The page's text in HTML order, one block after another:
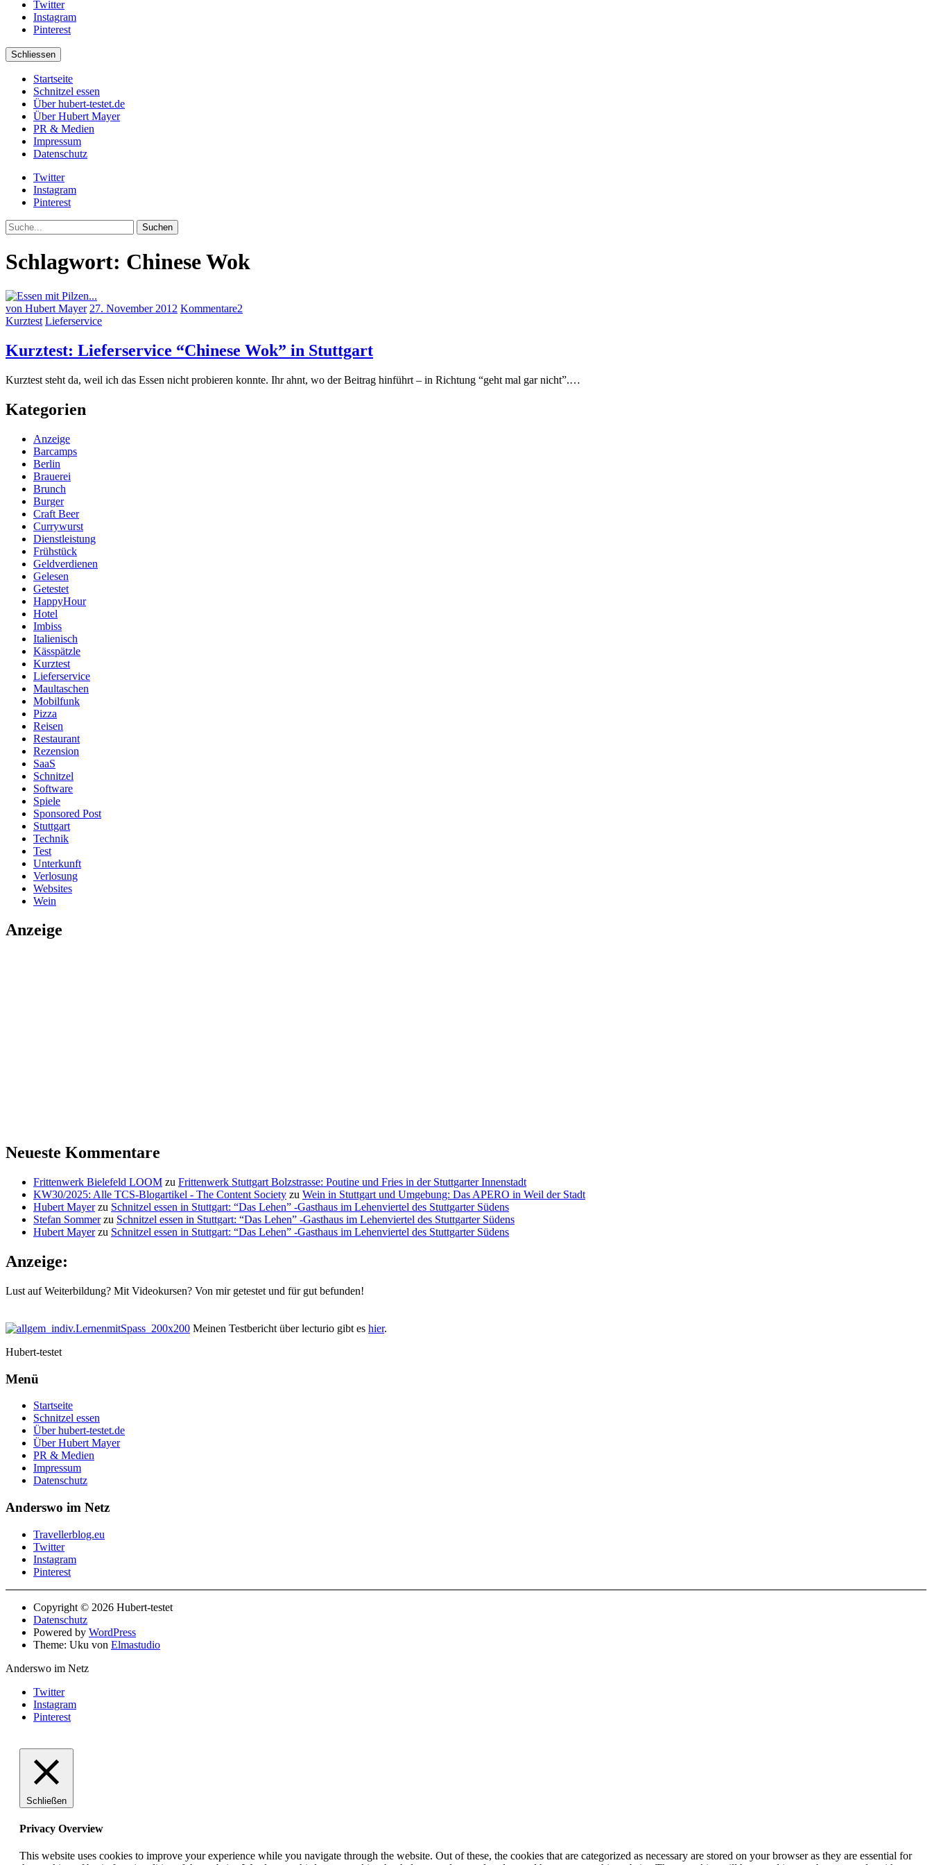
Twitter
Instagram
Pinterest
Schliessen
Startseite
Schnitzel essen
Über hubert-testet.de
Über Hubert Mayer
PR & Medien
Impressum
Datenschutz
Twitter
Instagram
Pinterest
Suche
Schlagwort: Chinese Wok
von Hubert Mayer 27. November 2012 Kommentare2
Kurztest Lieferservice
Kurztest: Lieferservice “Chinese Wok” in Stuttgart
Kurztest steht da, weil ich das Essen nicht probieren konnte. Ihr ahnt, wo der Beitrag hinführt – in Richtung “geht mal gar nicht”.…
Kategorien
Anzeige
Barcamps
Berlin
Brauerei
Brunch
Burger
Craft Beer
Currywurst
Dienstleistung
Frühstück
Geldverdienen
Gelesen
Getestet
HappyHour
Hotel
Imbiss
Italienisch
Kässpätzle
Kurztest
Lieferservice
Maultaschen
Mobilfunk
Pizza
Reisen
Restaurant
Rezension
SaaS
Schnitzel
Software
Spiele
Sponsored Post
Stuttgart
Technik
Test
Unterkunft
Verlosung
Websites
Wein
Anzeige
Neueste Kommentare
Frittenwerk Bielefeld LOOM zu Frittenwerk Stuttgart Bolzstrasse: Poutine und Fries in der Stuttgarter Innenstadt
KW30/2025: Alle TCS-Blogartikel - The Content Society zu Wein in Stuttgart und Umgebung: Das APERO in Weil der Stadt
Hubert Mayerzu Schnitzel essen in Stuttgart: “Das Lehen” -Gasthaus im Lehenviertel des Stuttgarter Südens
Stefan Sommerzu Schnitzel essen in Stuttgart: “Das Lehen” -Gasthaus im Lehenviertel des Stuttgarter Südens
Hubert Mayerzu Schnitzel essen in Stuttgart: “Das Lehen” -Gasthaus im Lehenviertel des Stuttgarter Südens
Anzeige:
Lust auf Weiterbildung? Mit Videokursen? Von mir getestet und für gut befunden!
Meinen Testbericht über lecturio gibt es hier.
Hubert-testet
Menü
Startseite
Schnitzel essen
Über hubert-testet.de
Über Hubert Mayer
PR & Medien
Impressum
Datenschutz
Anderswo im Netz
Travellerblog.eu
Twitter
Instagram
Pinterest
Copyright © 2026 Hubert-testet
Datenschutz
Powered by WordPress
Theme: Uku von Elmastudio
Anderswo im Netz
Twitter
Instagram
Pinterest
Schließen
Privacy Overview
This website uses cookies to improve your experience while you navigate through the website. Out of these, the cookies that are categorized as necessary are stored on your browser as they are essential for